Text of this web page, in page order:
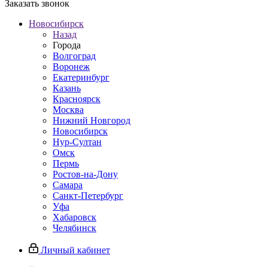
Заказать звонок
Новосибирск
Назад
Города
Волгоград
Воронеж
Екатеринбург
Казань
Красноярск
Москва
Нижний Новгород
Новосибирск
Нур-Султан
Омск
Пермь
Ростов-на-Дону
Самара
Санкт-Петербург
Уфа
Хабаровск
Челябинск
Личный кабинет